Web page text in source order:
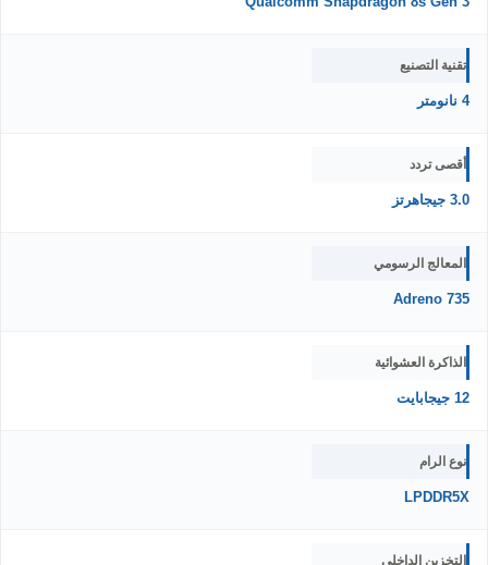
تقنية التصنيع
4 نانومتر
أقصى تردد
3.0 جيجاهرتز
المعالج الرسومي
Adreno 735
الذاكرة العشوائية
12 جيجابايت
نوع الرام
LPDDR5X
التخزين الداخلي